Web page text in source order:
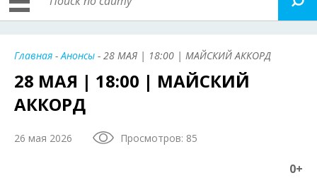
Главная -Анонсы - 28 МАЯ | 18:00 | МАЙСКИЙ АККОРД
28 МАЯ | 18:00 | МАЙСКИЙ
АККОРД
26 мая 2026 Просмотров: 85
0+